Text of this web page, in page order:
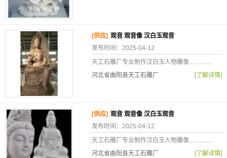
[供应] 观音 观音像 汉白玉观音
发布时间：2025-04-12
天工石雕厂专业制作汉白玉人物雕像...............
河北省曲阳县天工石雕厂
[了解详情]
[供应] 观音 观音像 汉白玉观音
发布时间：2025-04-12
天工石雕厂专业制作汉白玉人物雕像...............
河北省曲阳县天工石雕厂
[了解详情]